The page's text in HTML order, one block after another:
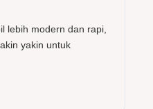
lebih modern dan rapi,
yakin untuk